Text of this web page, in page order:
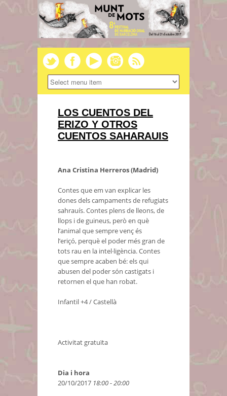
LOS CUENTOS DEL
ERIZO Y OTROS
CUENTOS SAHARAUIS
Ana Cristina Herreros (Madrid)
Contes que em van explicar les
dones dels campaments de refugiats
sahrauís. Contes plens de lleons, de
llops i de guineus, però en què
l’animal que sempre venç és
l’eriçó, perquè el poder més gran de
tots rau en la intel·ligència. Contes
que sempre acaben bé: els qui
abusen del poder són castigats i
retornen el que han robat.
Infantil +4 / Castellà
Activitat gratuïta
Dia i hora
20/10/2017 18:00 - 20:00